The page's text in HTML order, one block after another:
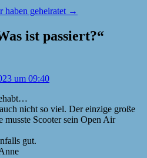
haben geheiratet →
ist passiert?“
um 09:40
nicht so viel. Der einzige große
musste Scooter sein Open Air
gut.